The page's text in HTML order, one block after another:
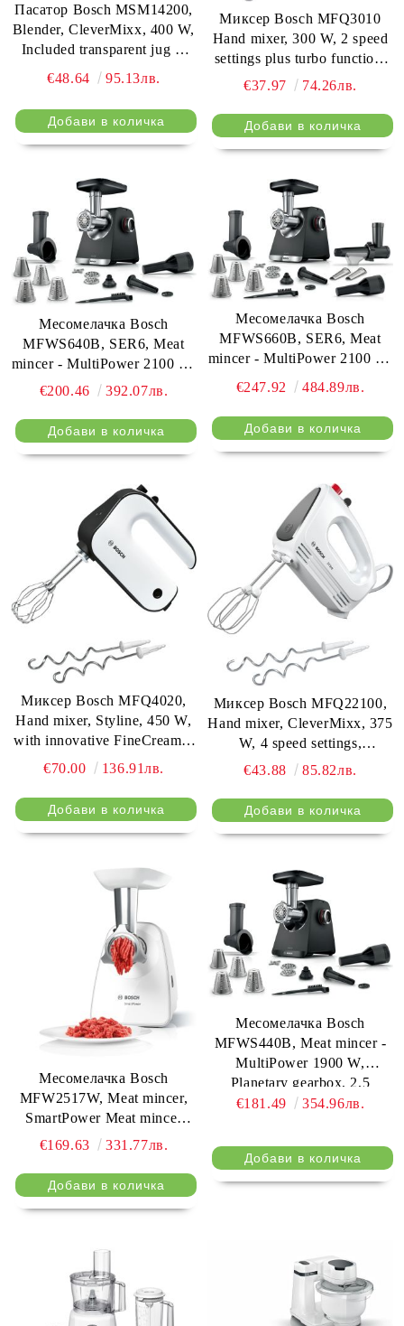
Пасатор Bosch MSM14200,
Blender, CleverMixx, 400 W,
Included transparent jug &
chopper, White, deep red
€48.64 95.13лв.
Миксер Bosch MFQ3010
Hand mixer, 300 W, 2 speed
settings plus turbo function,
White
€37.97 74.26лв.
Месомелачка Bosch
MFWS640B, SER6, Meat
mincer - MultiPower 2100 W,
Planetary gearbox, 3,5
sausage attachment,
shredding attachment, reverse
function, Black
€200.46 392.07лв.
Месомелачка Bosch
MFWS660B, SER6, Meat
mincer - MultiPower 2100 W,
Planetary gearbox, 3,5
kg/min, kebbe attachment,
sausage attachment, fruit
press attachment, shredding
attachment, reverse function,
€247.92 484.89лв.
Миксер Bosch MFQ4020,
Hand mixer, Styline, 450 W,
with innovative FineCreamer
stirrers, blender attachment, 5
pulse/turbo setting, White -
black
€70.00 136.91лв.
Миксер Bosch MFQ22100,
Hand mixer, CleverMixx, 375
W, 4 speed settings,
additional pulse/turbo setting,
€43.88 85.82лв.
Месомелачка Bosch
MFW2517W, Meat mincer,
SmartPower Meat mincer
from SmartPower range:
1 sausage horn, fruit press
attachment, shredder with 3
barrels, no reverse, white
€169.63 331.77лв.
Месомелачка Bosch
MFWS440B, Meat mincer -
MultiPower 1900 W,
Planetary gearbox, 2,5
kg/min, kebbe attachment,
€181.49 354.96лв.